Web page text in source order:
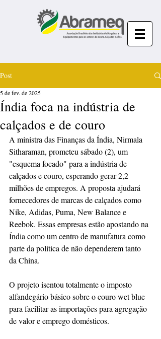
Post
Índia foca na indústria de
calçados e de couro
5 de fev. de 2025
A ministra das Finanças da Índia, Nirmala
Sitharaman, prometeu sábado (2), um
"esquema focado" para a indústria de
calçados e couro, esperando gerar 2,2
milhões de empregos. A proposta ajudará
fornecedores de marcas de calçados como
Nike, Adidas, Puma, New Balance e
Reebok. Essas empresas estão apostando na
Índia como um centro de manufatura como
parte da política de não dependerem tanto
da China.
O projeto isentou totalmente o imposto
alfandegário básico sobre o couro wet blue
para facilitar as importações para agregação
de valor e emprego domésticos.